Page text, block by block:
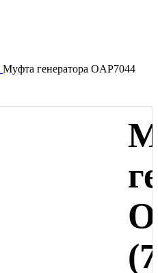
Муфта генератора OAP7044